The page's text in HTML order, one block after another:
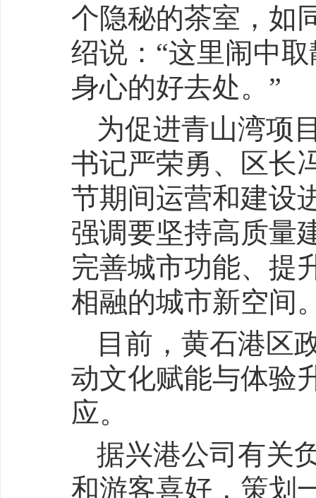
个隐秘的茶室，如
绍说：“这里闹中
身心的好去处。”
为促进青山湾项
书记严荣勇、区长
节期间运营和建设
强调要坚持高质量
完善城市功能、提
相融的城市新空间
目前，黄石港区
动文化赋能与体验
应。
据兴港公司有关
和游客喜好，策划